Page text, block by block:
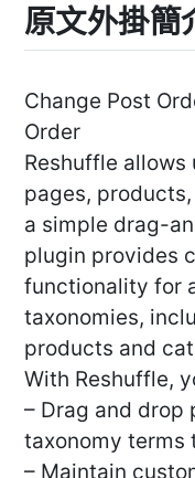
原文外掛簡
Change Post
Order
Reshuffle allows
pages,
a simple drag-
plugin provides
functionality for
taxonomies,
products and
With Reshuffle,
– Drag and drop
taxonomy terms
– Maintain